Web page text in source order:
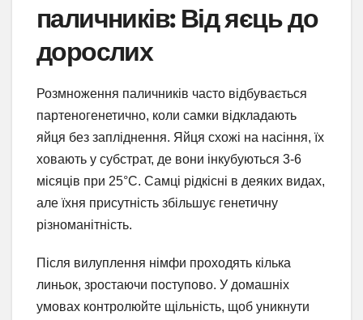
паличників: Від яєць до
дорослих
Розмноження паличників часто відбувається
партеногенетично, коли самки відкладають
яйця без запліднення. Яйця схожі на насіння, їх
ховають у субстрат, де вони інкубуються 3-6
місяців при 25°C. Самці рідкісні в деяких видах,
але їхня присутність збільшує генетичну
різноманітність.
Після вилуплення німфи проходять кілька
линьок, зростаючи поступово. У домашніх
умовах контролюйте щільність, щоб уникнути